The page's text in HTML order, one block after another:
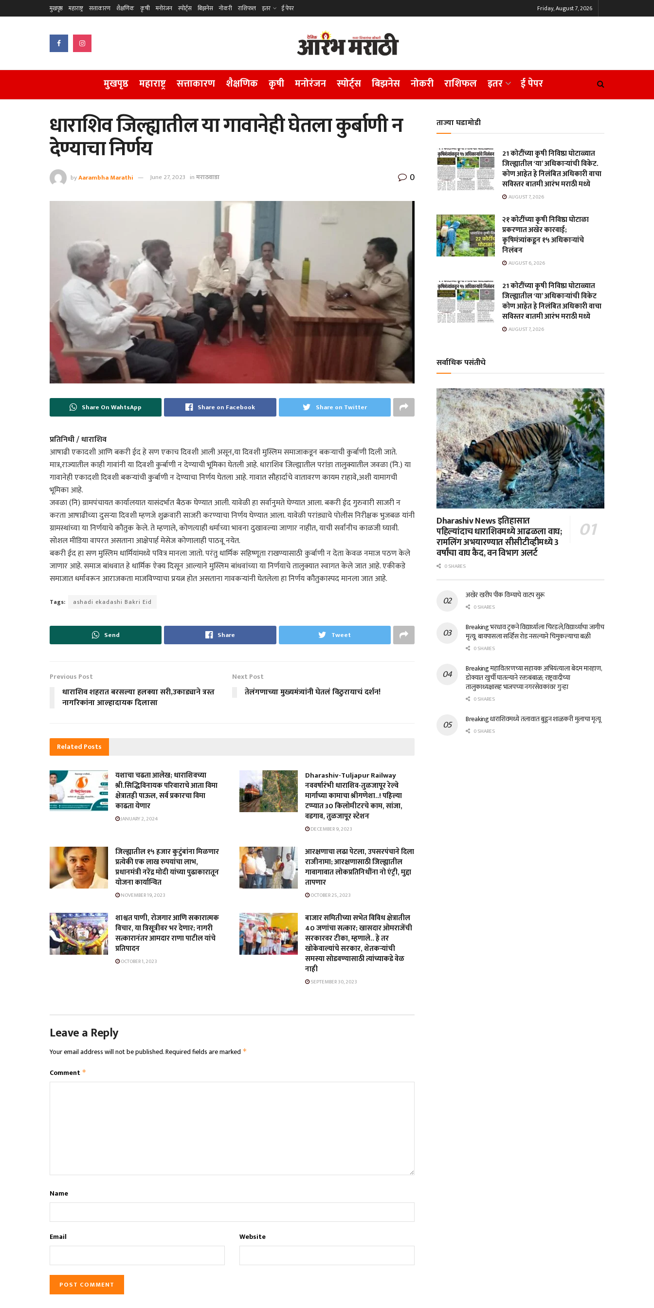
मुखपृष्ठ महाराष्ट्र सत्ताकारण शैक्षणिक कृषी मनोरंजन स्पोर्ट्स बिझनेस नोकरी राशिफल इतर ई पेपर Friday, August 7, 2026
मुखपृष्ठ महाराष्ट्र सत्ताकारण शैक्षणिक कृषी मनोरंजन स्पोर्ट्स बिझनेस नोकरी राशिफल इतर ई पेपर
धाराशिव जिल्ह्यातील या गावानेही घेतला कुर्बाणी न
देण्याचा निर्णय
byAarambha Marathi June 27, 2023 inमराठवाडा 0
Share On WahtsApp Share on Facebook Share on Twitter
प्रतिनिधी / धाराशिव
आषाढी एकादशी आणि बकरी ईद हे सण एकाच दिवशी आली असून,या दिवशी मुस्लिम समाजाकडून बकऱ्याची कुर्बाणी दिली जाते.
मात्र,राज्यातील काही गावांनी या दिवशी कुर्बाणी न देण्याची भूमिका घेतली आहे. धाराशिव जिल्ह्यातील परांडा तालुक्यातील जवळा (नि.) या
गावानेही एकादशी दिवशी बकऱ्यांची कुर्बाणी न देण्याचा निर्णय घेतला आहे. गावात सौहार्दाचे वातावरण कायम राहावे,अशी यामागची
भूमिका आहे.
जवळा (नि) ग्रामपंचायत कार्यालयात यासंदर्भात बैठक घेण्यात आली. यावेळी हा सर्वानुमते घेण्यात आला. बकरी ईद गुरुवारी साजरी न
करता आषाढीच्या दुसऱ्या दिवशी म्हणजे शुक्रवारी साजरी करण्याचा निर्णय घेण्यात आला. यावेळी परांड्याचे पोलीस निरीक्षक भुजबळ यांनी
ग्रामस्थांच्या या निर्णयाचे कौतुक केले. ते म्हणाले, कोणत्याही धर्माच्या भावना दुखावल्या जाणार नाहीत, याची सर्वांनीच काळजी घ्यावी.
सोशल मीडिया वापरत असताना आक्षेपार्ह मेसेज कोणालाही पाठवू नयेत.
बकरी ईद हा सण मुस्लिम धार्मियांमध्ये पवित्र मानला जातो. परंतु धार्मिक सहिष्णूता राखण्यासाठी कुर्बाणी न देता केवळ नमाज पठण केले
जाणार आहे. समाज बांधवात हे धार्मिक ऐक्य दिसून आल्याने मुस्लिम बांधवांच्या या निर्णयाचे तालुक्यात स्वागत केले जात आहे. एकीकडे
समाजात धर्मावरून आराजकता माजविण्याचा प्रयत्न होत असताना गावकऱ्यांनी घेतलेला हा निर्णय कौतुकास्पद मानला जात आहे.
Tags: ashadi ekadashi Bakri Eid
Send Share Tweet
Previous Post
धाराशिव शहरात बरसल्या हलक्या सरी,उकाड्याने त्रस्त
नागरिकांना आल्हादायक दिलासा
Next Post
तेलंगणाच्या मुख्यमंत्र्यांनी घेतलं विठुरायाचं दर्शन!
Related Posts
यशाचा चढता आलेख; धाराशिवच्या
श्री.सिद्धिविनायक परिवाराचे आता विमा
क्षेत्रातही पाऊल, सर्व प्रकारचा विमा
काढता येणार
JANUARY 2, 2024
Dharashiv-Tuljapur Railway
नववर्षारंभी धाराशिव-तुळजापूर रेल्वे
मार्गाच्या कामाचा श्रीगणेशा..! पहिल्या
टप्प्यात 30 किलोमीटरचे काम, सांजा,
वडगाव, तुळजापूर स्टेशन
DECEMBER 9, 2023
जिल्ह्यातील १५ हजार कुटुंबांना मिळणार
प्रत्येकी एक लाख रुपयांचा लाभ,
प्रधानमंत्री नरेंद्र मोदी यांच्या पुढाकारातून
योजना कार्यान्वित
NOVEMBER 19, 2023
आरक्षणाचा लढा पेटला, उपसरपंचाने दिला
राजीनामा; आरक्षणासाठी जिल्ह्यातील
गावागावात लोकप्रतिनिधींना नो एंट्री, मुद्दा
तापणार
OCTOBER 25, 2023
शाश्वत पाणी, रोजगार आणि सकारात्मक
विचार, या त्रिसूत्रीवर भर देणार; नागरी
सत्कारानंतर आमदार राणा पाटील यांचे
प्रतिपादन
OCTOBER 1, 2023
बाजार समितीच्या सभेत विविध क्षेत्रातील
40 जणांचा सत्कार; खासदार ओमराजेंची
सरकारवर टीका, म्हणाले.. हे तर
खोकेवाल्यांचे सरकार, शेतकऱ्यांची
समस्या सोडवण्यासाठी त्यांच्याकडे वेळ
नाही
SEPTEMBER 30, 2023
Leave a Reply
Your email address will not be published.Required fields are marked *
Comment *
Name
Email Website
ताज्या घडामोडी
21 कोटींच्या कृषी निविष्ठा घोटाळ्यात
जिल्ह्यातील ‘या’ अधिकाऱ्यांची विकेट.
कोण आहेत हे निलंबित अधिकारी वाचा
सविस्तर बातमी आरंभ मराठी मध्ये
AUGUST 7, 2026
२१ कोटींच्या कृषी निविष्ठा घोटाळा
प्रकरणात अखेर कारवाई;
कृषिमंत्र्यांकडून १५ अधिकाऱ्यांचे
निलंबन
AUGUST 6, 2026
21 कोटींच्या कृषी निविष्ठा घोटाळ्यात
जिल्ह्यातील ‘या’ अधिकाऱ्यांची विकेट
कोण आहेत हे निलंबित अधिकारी वाचा
सविस्तर बातमी आरंभ मराठी मध्ये
AUGUST 7, 2026
सर्वाधिक पसंतीचे
Dharashiv News इतिहासात
पहिल्यांदाच धाराशिवमध्ये आढळला वाघ;
रामलिंग अभयारण्यात सीसीटीव्हीमध्ये 3
वर्षांचा वाघ कैद, वन विभाग अलर्ट
0 SHARES
अखेर खरीप पीक विम्याचे वाटप सुरू
0 SHARES
Breaking भरधाव ट्रकने विद्यार्थ्याला चिरडले,विद्यार्थ्याचा जागीच
मृत्यू; बायपासला सर्व्हिस रोड नसल्याने चिमुकल्याचा बळी
0 SHARES
Breaking महावितरणच्या सहायक अभियंत्याला बेदम मारहाण,
डोक्यात खुर्ची घातल्याने रक्तबंबाळ; राष्ट्रवादीच्या
तालुकाध्यक्षासह भाजपच्या नगरसेवकांवर गुन्हा
0 SHARES
Breaking धाराशिवमध्ये तलावात बुडून शाळकरी मुलाचा मृत्यू
0 SHARES